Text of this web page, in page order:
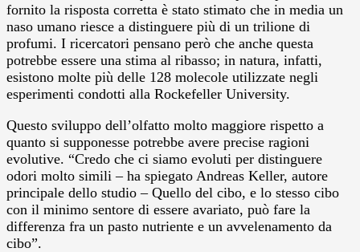
fornito la risposta corretta è stato stimato che in media un
naso umano riesce a distinguere più di un trilione di
profumi. I ricercatori pensano però che anche questa
potrebbe essere una stima al ribasso; in natura, infatti,
esistono molte più delle 128 molecole utilizzate negli
esperimenti condotti alla Rockefeller University.
Questo sviluppo dell’olfatto molto maggiore rispetto a
quanto si supponesse potrebbe avere precise ragioni
evolutive. “Credo che ci siamo evoluti per distinguere
odori molto simili – ha spiegato Andreas Keller, autore
principale dello studio – Quello del cibo, e lo stesso cibo
con il minimo sentore di essere avariato, può fare la
differenza fra un pasto nutriente e un avvelenamento da
cibo”.